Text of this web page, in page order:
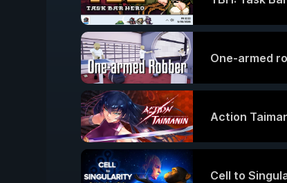
One-armed
Action
Cell to